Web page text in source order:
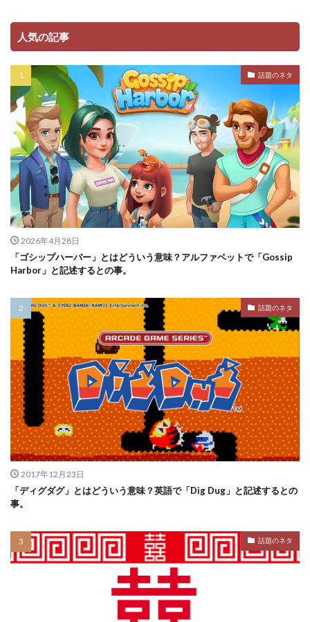
人気の記事
話題のネタ
2026年4月28日
「ゴシップハーバー」とはどういう意味？アルファベットで「Gossip
Harbor」と記述するとの事。
話題のネタ
2017年12月23日
「ディグダグ」とはどういう意味？英語で「Dig Dug」と記述するとの
事。
話題のネタ